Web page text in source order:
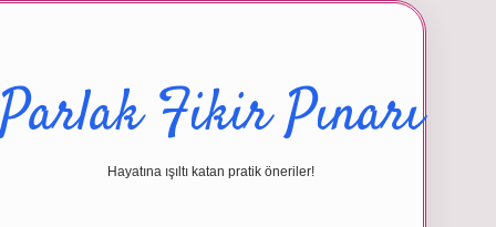
Parlak Fikir Pınarı
Hayatına ışıltı katan pratik öneriler!